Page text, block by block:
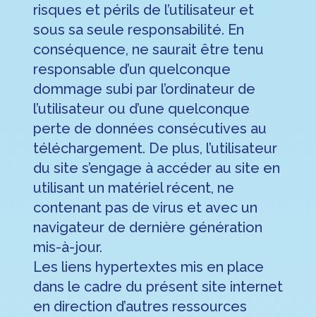
risques et périls de l’utilisateur et
sous sa seule responsabilité. En
conséquence, ne saurait être tenu
responsable d’un quelconque
dommage subi par l’ordinateur de
l’utilisateur ou d’une quelconque
perte de données consécutives au
téléchargement. De plus, l’utilisateur
du site s’engage à accéder au site en
utilisant un matériel récent, ne
contenant pas de virus et avec un
navigateur de dernière génération
mis-à-jour.
Les liens hypertextes mis en place
dans le cadre du présent site internet
en direction d’autres ressources